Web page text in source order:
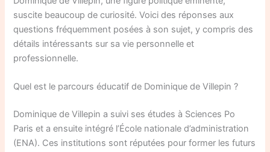
suscite beaucoup de curiosité. Voici des réponses aux
questions fréquemment posées à son sujet, y compris des
détails intéressants sur sa vie personnelle et
professionnelle.
Quel est le parcours éducatif de Dominique de Villepin ?
Dominique de Villepin a suivi ses études à Sciences Po
Paris et a ensuite intégré l’École nationale d’administration
(ENA). Ces institutions sont réputées pour former les futurs